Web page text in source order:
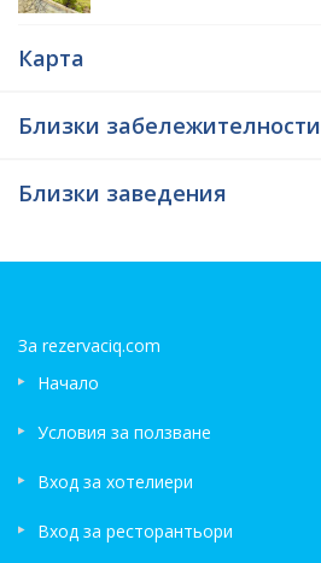
Карта
Близки забележителности
Близки заведения
За rezervaciq.com
Начало
Условия за ползване
Вход за хотелиери
Вход за ресторантьори